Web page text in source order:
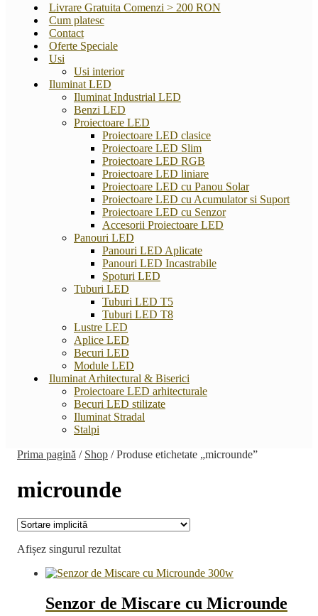
Livrare Gratuita Comenzi > 200 RON
Cum platesc
Contact
Oferte Speciale
Usi
Usi interior
Iluminat LED
Iluminat Industrial LED
Benzi LED
Proiectoare LED
Proiectoare LED clasice
Proiectoare LED Slim
Proiectoare LED RGB
Proiectoare LED liniare
Proiectoare LED cu Panou Solar
Proiectoare LED cu Acumulator si Suport
Proiectoare LED cu Senzor
Accesorii Proiectoare LED
Panouri LED
Panouri LED Aplicate
Panouri LED Incastrabile
Spoturi LED
Tuburi LED
Tuburi LED T5
Tuburi LED T8
Lustre LED
Aplice LED
Becuri LED
Module LED
Iluminat Arhitectural & Biserici
Proiectoare LED arhitecturale
Becuri LED stilizate
Iluminat Stradal
Stalpi
Prima pagină / Shop /Produse etichetate „microunde”
microunde
Afișez singurul rezultat
Senzor de Miscare cu Microunde